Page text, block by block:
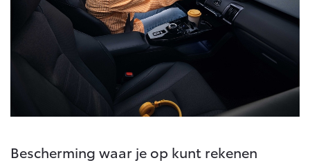
Bescherming waar je op kunt rekenen